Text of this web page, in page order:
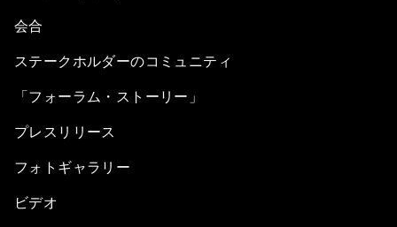
会合
ステークホルダーのコミュニティ
「フォーラム・ストーリー」
プレスリリース
フォトギャラリー
ビデオ